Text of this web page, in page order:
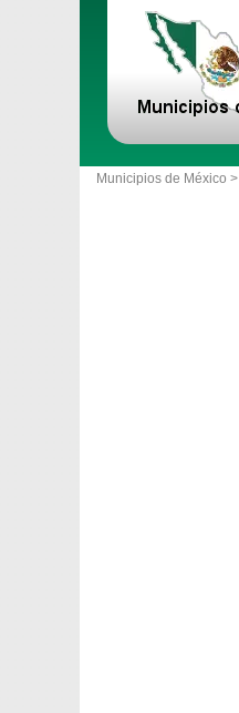
Municipios de México >